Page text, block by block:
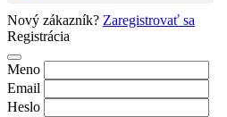
Nový zákazník? Zaregistrovať sa
Registrácia
Meno
Email
Heslo